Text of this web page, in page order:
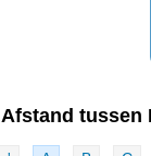
Afstand tussen